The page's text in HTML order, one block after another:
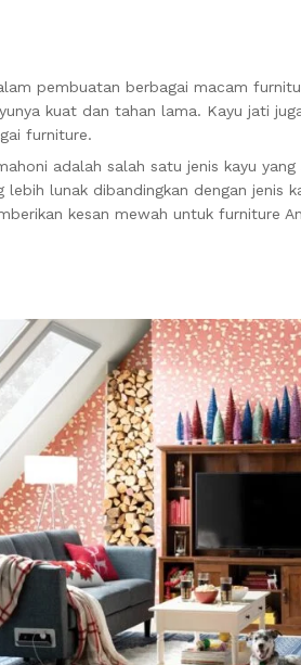
pembuatan berbagai macam
kuat dan tahan lama. Kayu jati
furniture.
adalah salah satu jenis kayu
lunak dibandingkan dengan jenis
kesan mewah untuk furniture